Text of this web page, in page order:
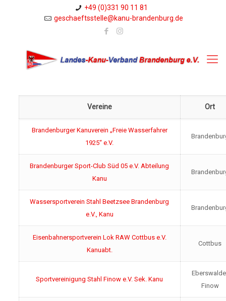
+49 (0)331 90 11 81
geschaeftsstelle@kanu-brandenburg.de
Vereine Ort
Brandenburger Kanuverein „Freie Wasserfahrer
1925“ e.V.
Brandenburger Sport-Club Süd 05 e.V. Abteilung
Kanu
Wassersportverein Stahl Beetzsee Brandenburg
e.V., Kanu
Eisenbahnersportverein Lok RAW Cottbus e.V.
Kanuabt.
Cottbus
Sportvereinigung Stahl Finow e.V. Sek. Kanu
Finow